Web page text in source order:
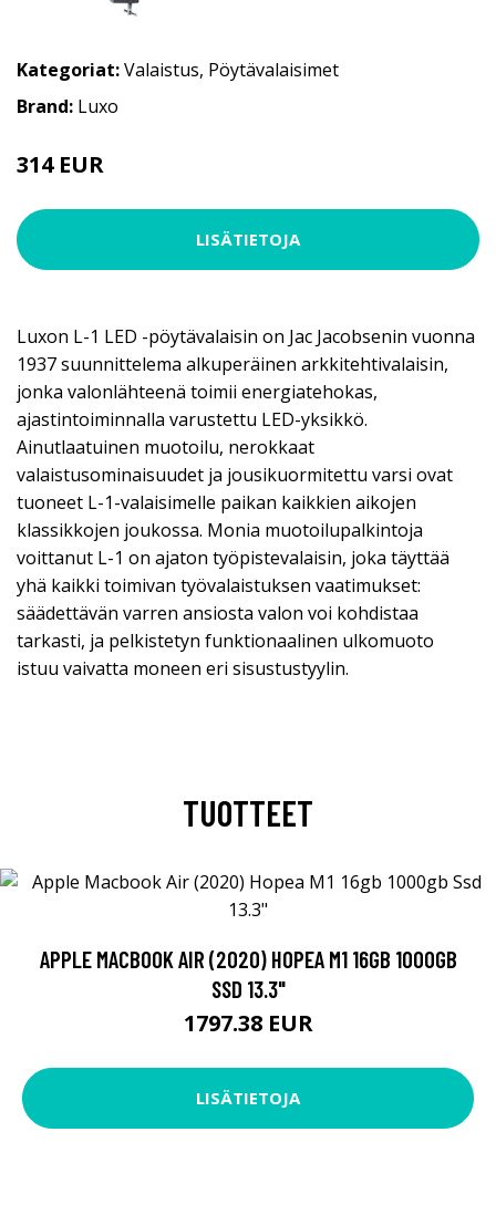
Kategoriat:Valaistus, Pöytävalaisimet
Brand: Luxo
314 EUR
LISÄTIETOJA
Luxon L-1 LED -pöytävalaisin on Jac Jacobsenin vuonna
1937 suunnittelema alkuperäinen arkkitehtivalaisin,
jonka valonlähteenä toimii energiatehokas,
ajastintoiminnalla varustettu LED-yksikkö.
Ainutlaatuinen muotoilu, nerokkaat
valaistusominaisuudet ja jousikuormitettu varsi ovat
tuoneet L-1-valaisimelle paikan kaikkien aikojen
klassikkojen joukossa. Monia muotoilupalkintoja
voittanut L-1 on ajaton työpistevalaisin, joka täyttää
yhä kaikki toimivan työvalaistuksen vaatimukset:
säädettävän varren ansiosta valon voi kohdistaa
tarkasti, ja pelkistetyn funktionaalinen ulkomuoto
istuu vaivatta moneen eri sisustustyylin.
TUOTTEET
APPLE MACBOOK AIR (2020) HOPEA M1 16GB 1000GB
SSD 13.3"
1797.38 EUR
LISÄTIETOJA